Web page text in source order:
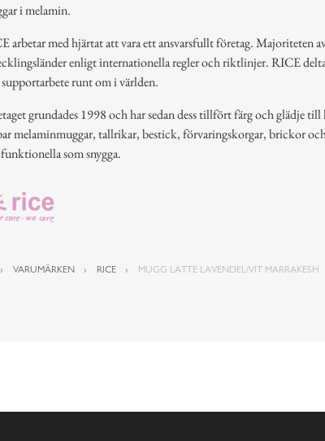
i melamin.
arbetar med hjärtat att vara ett ansvarsfullt företag. Majoriteten
enligt internationella regler och riktlinjer. RICE
runt om i världen.
grundades 1998 och har sedan dess tillfört färg och glädje
melaminmuggar, tallrikar, bestick, förvaringskorgar, brickor
som snygga.
VARUMÄRKEN RICE MUGG LATTE LAVENDEL/VIT MARRAKESH